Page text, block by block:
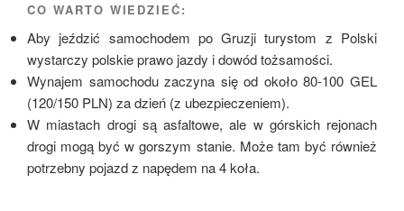
CO WARTO WIEDZIEĆ:
Aby jeździć samochodem po Gruzji turystom z Polski
wystarczy polskie prawo jazdy i dowód tożsamości.
Wynajem samochodu zaczyna się od około 80-100 GEL
(120/150 PLN) za dzień (z ubezpieczeniem).
W miastach drogi są asfaltowe, ale w górskich rejonach
drogi mogą być w gorszym stanie. Może tam być również
potrzebny pojazd z napędem na 4 koła.